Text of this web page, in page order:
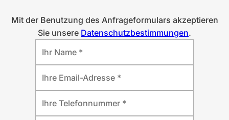
Mit der Benutzung des Anfrageformulars akzeptieren
Sie unsere Datenschutzbestimmungen.